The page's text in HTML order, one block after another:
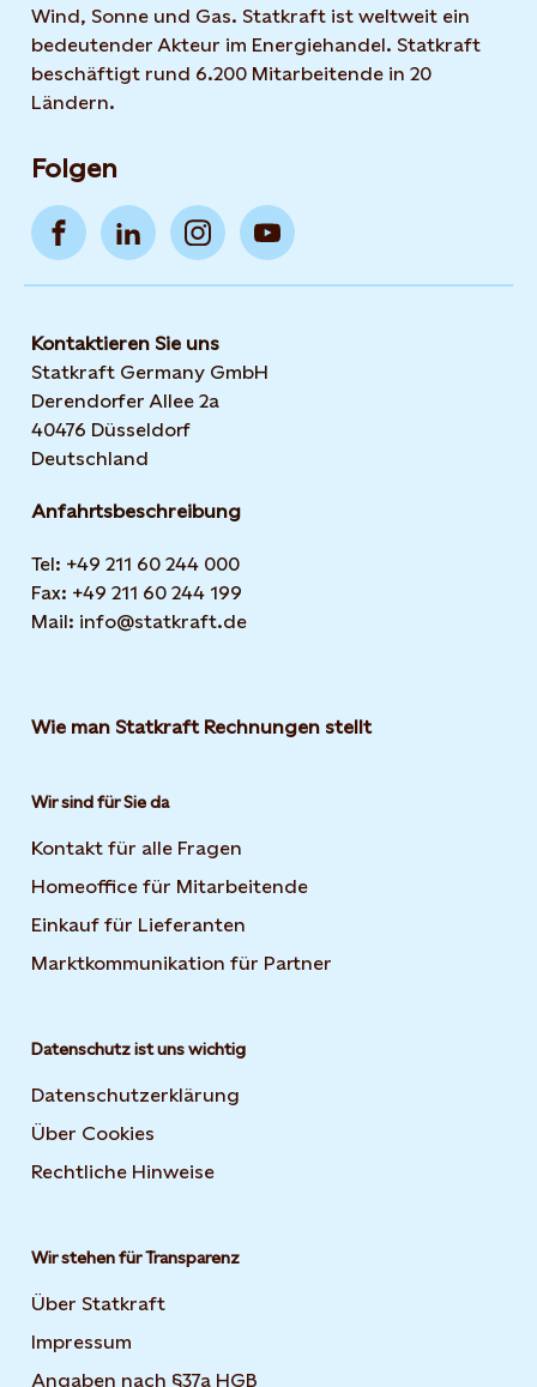
Wind, Sonne und Gas. Statkraft ist weltweit ein
bedeutender Akteur im Energiehandel. Statkraft
beschäftigt rund 6.200 Mitarbeitende in 20
Ländern.
Folgen
Kontaktieren Sie uns
Statkraft Germany GmbH
Derendorfer Allee 2a
40476 Düsseldorf
Deutschland
Anfahrtsbeschreibung
Tel: +49 211 60 244 000
Fax: +49 211 60 244 199
Mail: info@statkraft.de
Wie man Statkraft Rechnungen stellt
Wir sind für Sie da
Kontakt für alle Fragen
Homeoffice für Mitarbeitende
Einkauf für Lieferanten
Marktkommunikation für Partner
Datenschutz ist uns wichtig
Datenschutzerklärung
Über Cookies
Rechtliche Hinweise
Wir stehen für Transparenz
Über Statkraft
Impressum
Angaben nach §37a HGB